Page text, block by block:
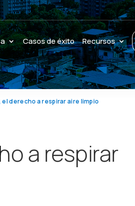
Casos de éxito Recursos
derecho a respirar aire limpio
a respirar